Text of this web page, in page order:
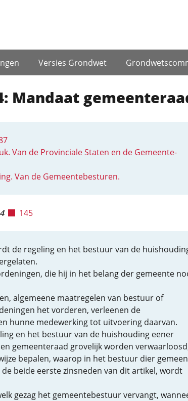
Versies Grondwet
Mandaat
Van de Provinciale Staten en de Gemeente-
Van de Gemeentebesturen.
145
de regeling en het bestuur van de
die hij in het belang der gemeente
algemeene maatregelen van bestuur of
het vorderen, verleenen de
hunne medewerking tot uitvoering daarvan.
en het bestuur van de huishouding eener
gemeenteraad grovelijk worden
bepalen, waarop in het bestuur dier
beide eerste zinsneden van dit artikel, wordt
gezag het gemeentebestuur vervangt,